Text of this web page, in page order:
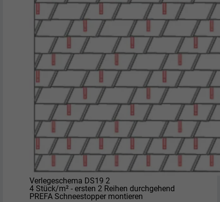
Verlegeschema DS19 2
4 Stück/m² - ersten 2 Reihen durchgehend
PREFA Schneestopper montieren